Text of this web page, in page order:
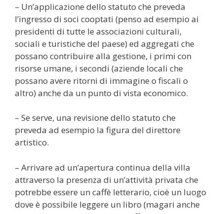
– Un’applicazione dello statuto che preveda
l’ingresso di soci cooptati (penso ad esempio ai
presidenti di tutte le associazioni culturali,
sociali e turistiche del paese) ed aggregati che
possano contribuire alla gestione, i primi con
risorse umane, i secondi (aziende locali che
possano avere ritorni di immagine o fiscali o
altro) anche da un punto di vista economico.
– Se serve, una revisione dello statuto che
preveda ad esempio la figura del direttore
artistico.
– Arrivare ad un’apertura continua della villa
attraverso la presenza di un’attività privata che
potrebbe essere un caffè letterario, cioè un luogo
dove è possibile leggere un libro (magari anche